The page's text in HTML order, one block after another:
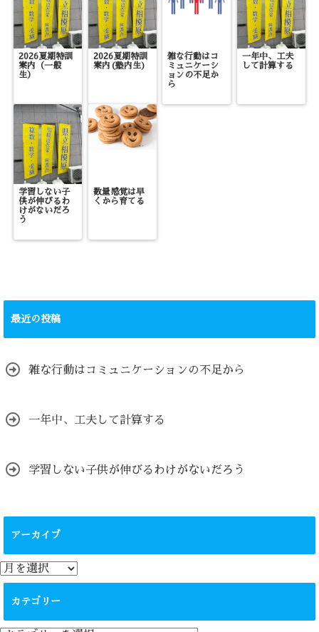
2026夏期特訓
案内（一般
生）
2026夏期特訓
案内(塾内生)
雑な行動はコ
ミュニケーシ
ョンの不足か
ら
一年中、工夫
して計算する
学習しない子
供が伸びるわ
けがないだろ
う
数量感覚は早
くから育てる
最近の投稿
雑な行動はコミュニケーションの不足から
一年中、工夫して計算する
学習しない子供が伸びるわけがないだろう
アーカイブ
ア
ー
カテゴリー